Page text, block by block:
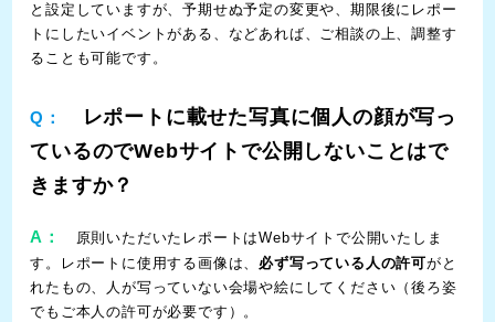
と設定していますが、予期せぬ予定の変更や、期限後にレポー
トにしたいイベントがある、などあれば、ご相談の上、調整す
ることも可能です。
Q：
レポートに載せた写真に個人の顔が写っ
ているのでWebサイトで公開しないことはで
きますか？
A：
原則いただいたレポートはWebサイトで公開いたしま
す。レポートに使用する画像は、 必ず写っている人の許可がと
れたもの、人が写っていない会場や絵にしてください（後ろ姿
でもご本人の許可が必要です）。